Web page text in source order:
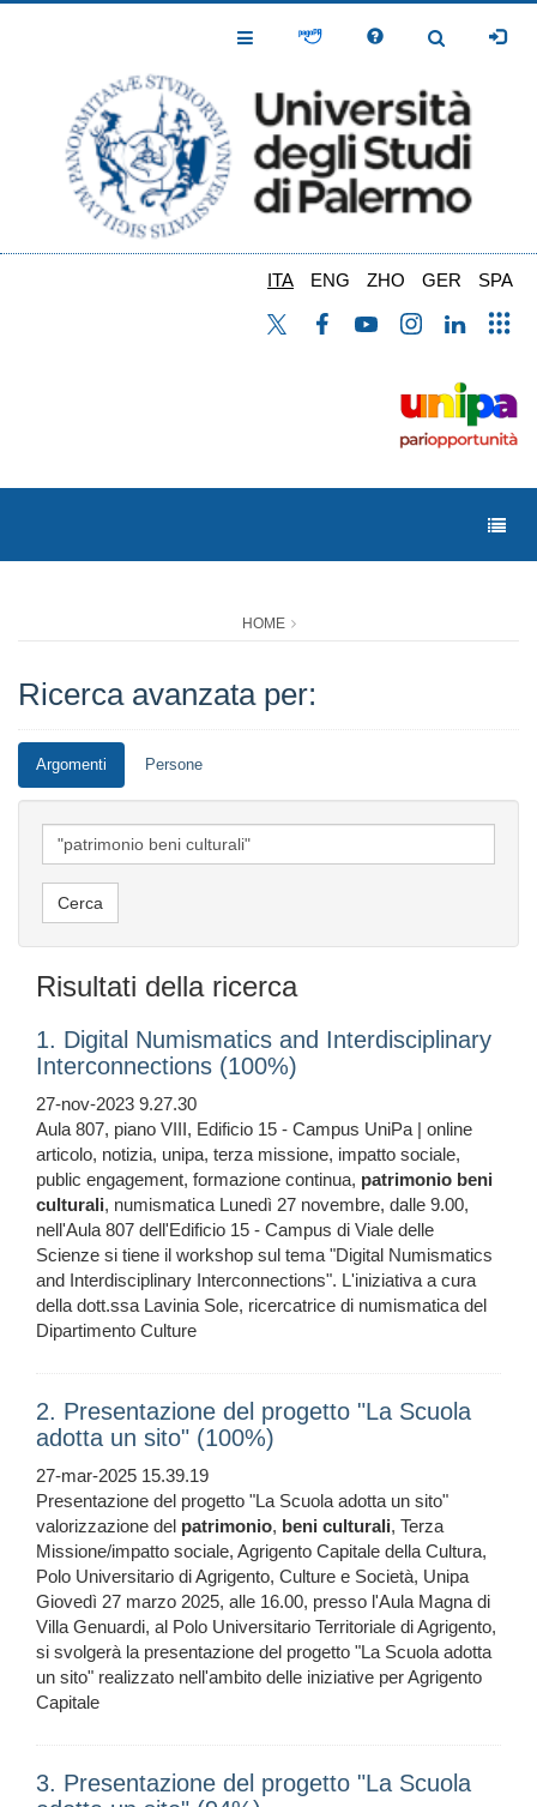
Toggle
Toggle
ITA ENG ZHO GER SPA
HOME
Ricerca avanzata per:
Argomenti Persone
Risultati della ricerca
1. Digital Numismatics and Interdisciplinary
Interconnections (100%)
27-nov-2023 9.27.30
Aula 807, piano VIII, Edificio 15 - Campus UniPa | online
articolo, notizia, unipa, terza missione, impatto sociale,
public engagement, formazione continua, patrimonio beni
culturali, numismatica Lunedì 27 novembre, dalle 9.00,
nell'Aula 807 dell'Edificio 15 - Campus di Viale delle
Scienze si tiene il workshop sul tema "Digital Numismatics
and Interdisciplinary Interconnections". L'iniziativa a cura
della dott.ssa Lavinia Sole, ricercatrice di numismatica del
Dipartimento Culture
2. Presentazione del progetto "La Scuola
adotta un sito" (100%)
27-mar-2025 15.39.19
Presentazione del progetto "La Scuola adotta un sito"
valorizzazione del patrimonio, beni culturali, Terza
Missione/impatto sociale, Agrigento Capitale della Cultura,
Polo Universitario di Agrigento, Culture e Società, Unipa
Giovedì 27 marzo 2025, alle 16.00, presso l'Aula Magna di
Villa Genuardi, al Polo Universitario Territoriale di Agrigento,
si svolgerà la presentazione del progetto "La Scuola adotta
un sito" realizzato nell'ambito delle iniziative per Agrigento
Capitale
3. Presentazione del progetto "La Scuola